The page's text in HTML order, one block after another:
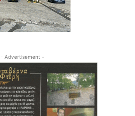
- Advertisement -